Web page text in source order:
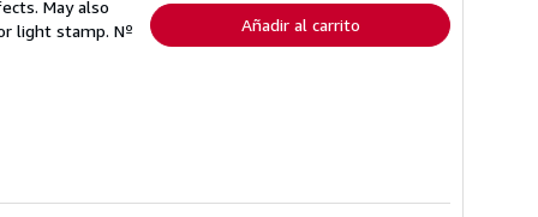
May also
light stamp. Nº
envío
Añadir al carrito